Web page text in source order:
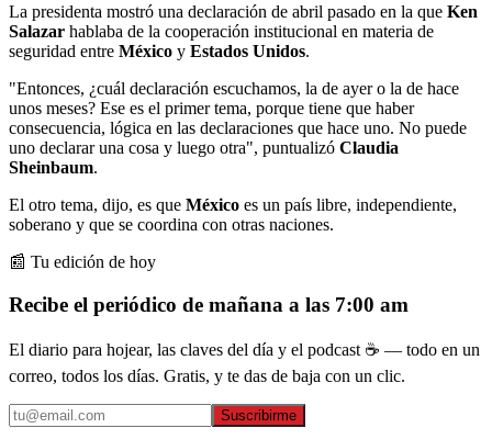
La presidenta mostró una declaración de abril pasado en la que Ken
Salazar hablaba de la cooperación institucional en materia de
seguridad entre México y Estados Unidos.
"Entonces, ¿cuál declaración escuchamos, la de ayer o la de hace
unos meses? Ese es el primer tema, porque tiene que haber
consecuencia, lógica en las declaraciones que hace uno. No puede
uno declarar una cosa y luego otra", puntualizó Claudia
Sheinbaum.
El otro tema, dijo, es que México es un país libre, independiente,
soberano y que se coordina con otras naciones.
📰 Tu edición de hoy
Recibe el periódico de mañana a las 7:00 am
El diario para hojear, las claves del día y el podcast ☕ — todo en un
correo, todos los días. Gratis, y te das de baja con un clic.
Suscribirme